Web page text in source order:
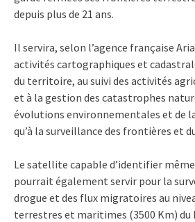
depuis plus de 21 ans.
Il servira, selon l’agence française
activités cartographiques et
du territoire, au suivi des activités
et à la gestion des catastrophes
évolutions environnementales et de
qu’à la surveillance des frontières et
Le satellite capable d’identifier
pourrait également servir pour la
drogue et des flux migratoires au
terrestres et maritimes (3500 Km) du